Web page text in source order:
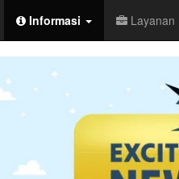
Informasi Layanan